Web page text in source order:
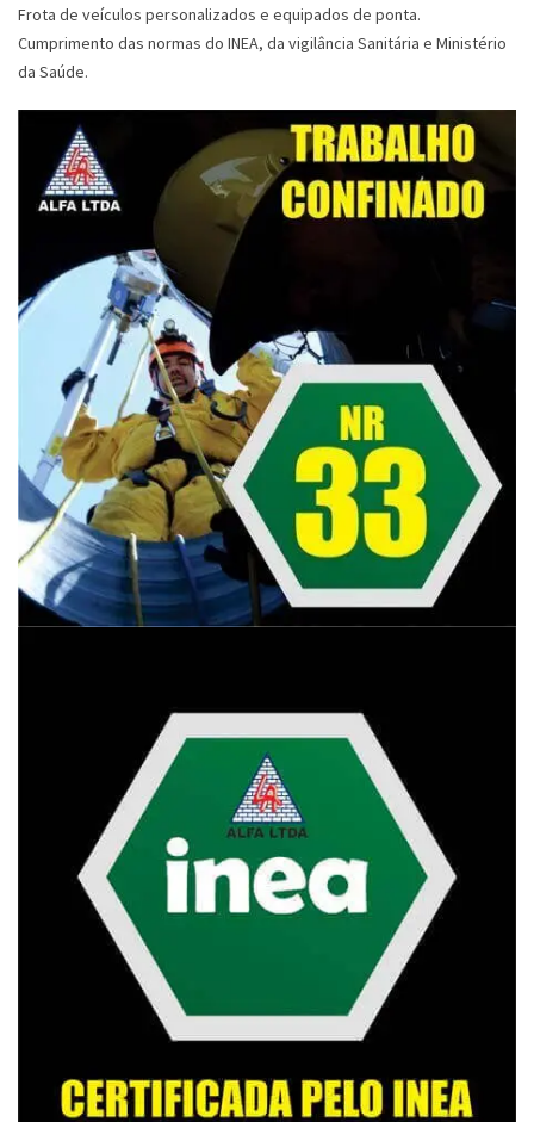
Frota de veículos personalizados e equipados de ponta.
Cumprimento das normas do INEA, da vigilância Sanitária e Ministério
da Saúde.